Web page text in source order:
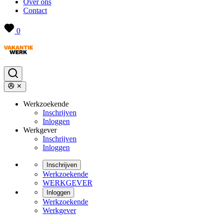
Over ons
Contact
0
Werkzoekende
Inschrijven
Inloggen
Werkgever
Inschrijven
Inloggen
Inschrijven
Werkzoekende
WERKGEVER
Inloggen
Werkzoekende
Werkgever